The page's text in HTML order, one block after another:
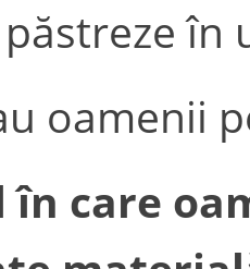
păstreze
oamenii
în care